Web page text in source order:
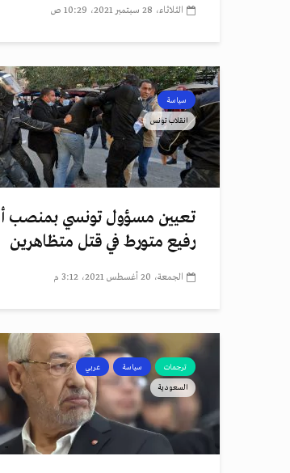
الثلاثاء، 28 سبتمبر 2021، 10:29 ص
سياسة
انقلاب تونس
تعيين مسؤول تونسي بمنصب
رفيع متورط في قتل متظاهرين
الجمعة، 20 أغسطس 2021، 3:12 م
ترجمات سياسة عربي
السعودية